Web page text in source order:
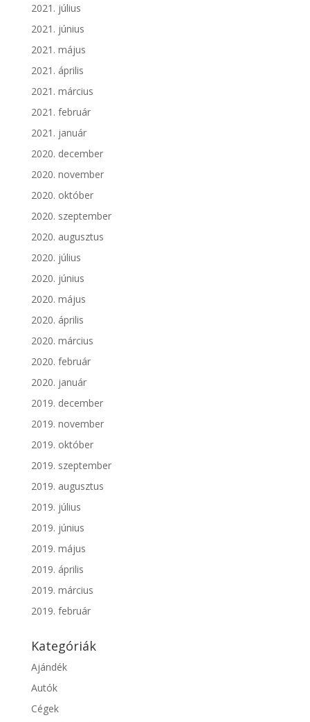
2021. július
2021. június
2021. május
2021. április
2021. március
2021. február
2021. január
2020. december
2020. november
2020. október
2020. szeptember
2020. augusztus
2020. július
2020. június
2020. május
2020. április
2020. március
2020. február
2020. január
2019. december
2019. november
2019. október
2019. szeptember
2019. augusztus
2019. július
2019. június
2019. május
2019. április
2019. március
2019. február
Kategóriák
Ajándék
Autók
Cégek